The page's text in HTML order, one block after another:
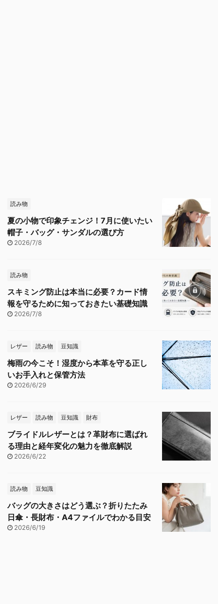
読み物
夏の小物で印象チェンジ！7月に使いたい
帽子・バッグ・サンダルの選び方
2026/7/8
読み物
スキミング防止は本当に必要？カード情
報を守るために知っておきたい基礎知識
2026/7/8
レザー 読み物 豆知識
梅雨の今こそ！湿度から本革を守る正し
いお手入れと保管方法
2026/6/29
レザー 読み物 豆知識 財布
ブライドルレザーとは？革財布に選ばれ
る理由と経年変化の魅力を徹底解説
2026/6/22
読み物 豆知識
バッグの大きさはどう選ぶ？折りたたみ
日傘・長財布・A4ファイルでわかる目安
2026/6/19